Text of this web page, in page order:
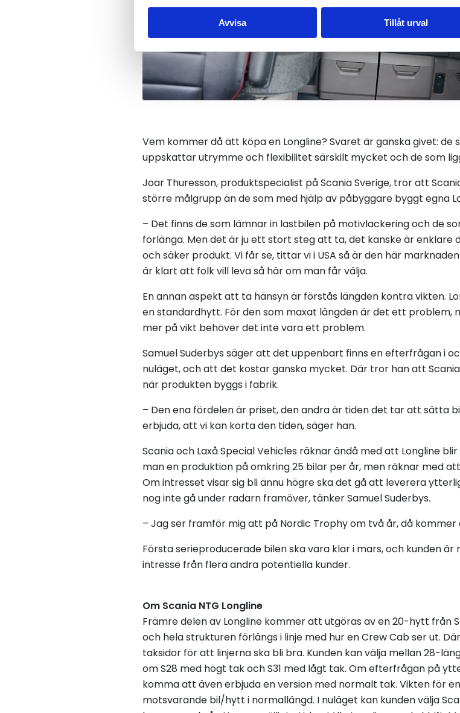
Avvisa Tillåt urval
Vem kommer då att köpa en Longline? Svaret är ganska givet: de
uppskattar utrymme och flexibilitet särskilt mycket och de som
Joar Thuresson, produktspecialist på Scania Sverige, tror att
större målgrupp än de som med hjälp av påbyggare byggt egna
– Det finns de som lämnar in lastbilen på motivlackering och de
förlänga. Men det är ju ett stort steg att ta, det kanske är
och säker produkt. Vi får se, tittar vi i USA så är den här
är klart att folk vill leva så här om man får välja.
En annan aspekt att ta hänsyn är förstås längden kontra vikten.
en standardhytt. För den som maxat längden är det ett problem,
mer på vikt behöver det inte vara ett problem.
Samuel Suderbys säger att det uppenbart finns en efterfrågan i
nuläget, och att det kostar ganska mycket. Där tror han att
när produkten byggs i fabrik.
– Den ena fördelen är priset, den andra är tiden det tar att sätta
erbjuda, att vi kan korta den tiden, säger han.
Scania och Laxå Special Vehicles räknar ändå med att Longline
man en produktion på omkring 25 bilar per år, men räknar med
Om intresset visar sig bli ännu högre ska det gå att leverera
nog inte gå under radarn framöver, tänker Samuel Suderbys.
– Jag ser framför mig att på Nordic Trophy om två år, då
Första serieproducerade bilen ska vara klar i mars, och kunden
intresse från flera andra potentiella kunder.
Om Scania NTG Longline
Främre delen av Longline kommer att utgöras av en 20-hytt från
och hela strukturen förlängs i linje med hur en Crew Cab ser ut.
taksidor för att linjerna ska bli bra. Kunden kan välja mellan 28-
om S28 med högt tak och S31 med lågt tak. Om efterfrågan på
komma att även erbjuda en version med normalt tak. Vikten för
motsvarande bil/hytt i normallängd. I nuläget kan kunden välja